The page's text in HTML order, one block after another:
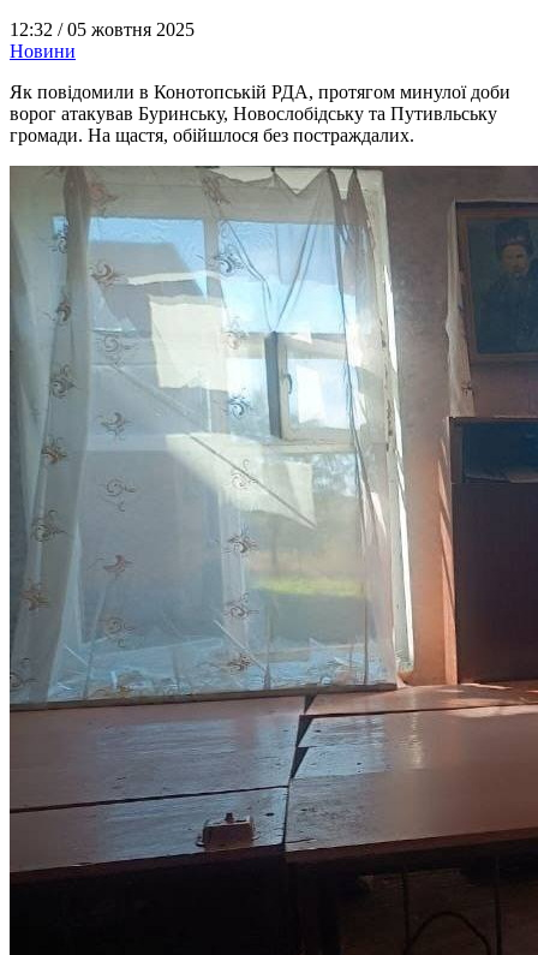
12:32 /05 жовтня 2025
Новини
Як повідомили в Конотопській РДА, протягом минулої доби
ворог атакував Буринську, Новослобідську та Путивльську
громади. На щастя, обійшлося без постраждалих.